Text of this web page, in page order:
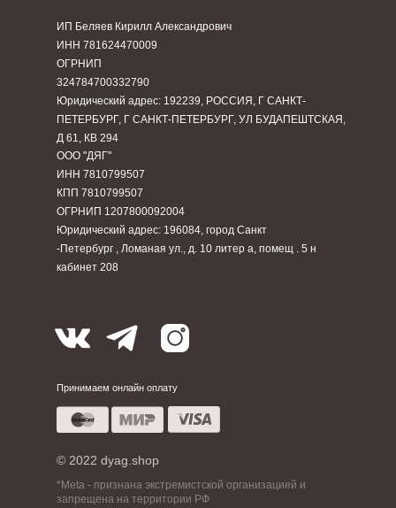
ИП Беляев Кирилл Александрович
ИНН 781624470009
ОГРНИП
324784700332790
Юридический адрес: 192239, РОССИЯ, Г САНКТ-
ПЕТЕРБУРГ, Г САНКТ-ПЕТЕРБУРГ, УЛ БУДАПЕШТСКАЯ,
Д 61, КВ 294
© 2022 dyag.shop
Принимаем онлайн оплату
*Meta - признана экстремистской организацией и
запрещена на территории РФ
ООО "ДЯГ"
ИНН 7810799507
КПП 7810799507
ОГРНИП 1207800092004
Юридический адрес: 196084, город Санкт
-Петербург , Ломаная ул., д. 10 литер а, помещ . 5 н
кабинет 208